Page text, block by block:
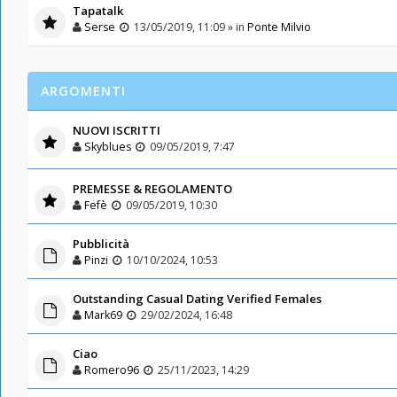
Tapatalk
Serse 13/05/2019, 11:09 » in Ponte Milvio
ARGOMENTI
NUOVI ISCRITTI
Skyblues 09/05/2019, 7:47
PREMESSE & REGOLAMENTO
Fefè 09/05/2019, 10:30
Pubblicità
Pinzi 10/10/2024, 10:53
Outstanding Сasual Dating Verified Females
Mark69 29/02/2024, 16:48
Ciao
Romero96 25/11/2023, 14:29